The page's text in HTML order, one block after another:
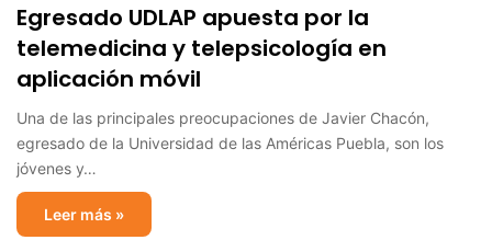
Egresado UDLAP apuesta por la
telemedicina y telepsicología en
aplicación móvil
Una de las principales preocupaciones de Javier Chacón,
egresado de la Universidad de las Américas Puebla, son los
jóvenes y…
Leer más »